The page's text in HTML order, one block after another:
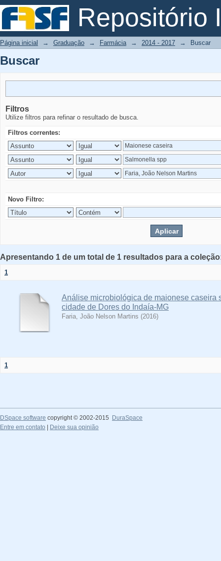
Repositório
Buscar
Página inicial → Graduação → Farmácia → 2014 - 2017 → Buscar
Buscar
Filtros
Utilize filtros para refinar o resultado de busca.
Filtros correntes:
Novo Filtro:
Apresentando 1 de um total de 1 resultados para a
1
Análise microbiológica de maionese caseira
cidade de Dores do Indaía-MG
Faria, João Nelson Martins (2016)
1
DSpace software copyright © 2002-2015
DuraSpace
Entre em contato
Deixe sua opinião